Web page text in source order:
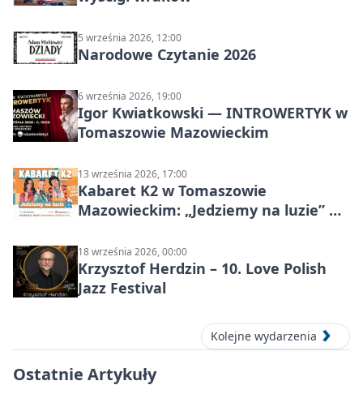
5 września 2026, 12:00
Narodowe Czytanie 2026
6 września 2026, 19:00
Igor Kwiatkowski — INTROWERTYK w
Tomaszowie Mazowieckim
13 września 2026, 17:00
Kabaret K2 w Tomaszowie
Mazowieckim: „Jedziemy na luzie” w
Społecznej
18 września 2026, 00:00
Krzysztof Herdzin – 10. Love Polish
Jazz Festival
Kolejne wydarzenia
Ostatnie Artykuły